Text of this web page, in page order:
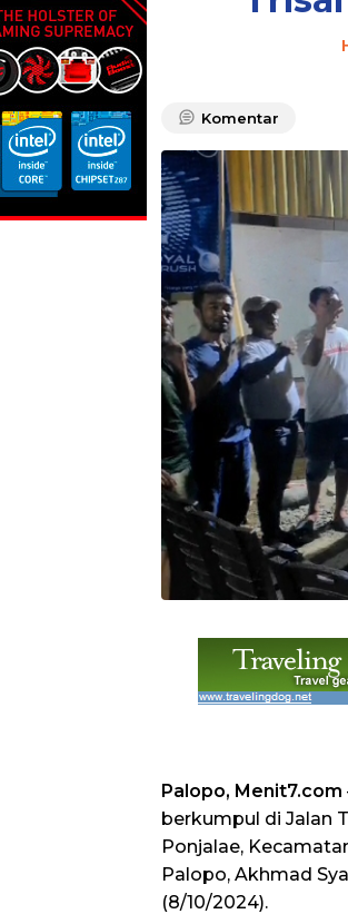
Komentar
Palopo, Menit7.com
berkumpul di Jalan
Ponjalae,
Palopo, Akhmad
(8/10/2024).